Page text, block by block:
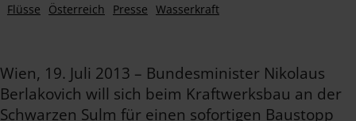
Flüsse
Österreich Presse Wasserkraft
Wien, 19. Juli 2013 – Bundesminister Nikolaus
Berlakovich will sich beim Kraftwerksbau an der
Schwarzen Sulm für einen sofortigen Baustopp